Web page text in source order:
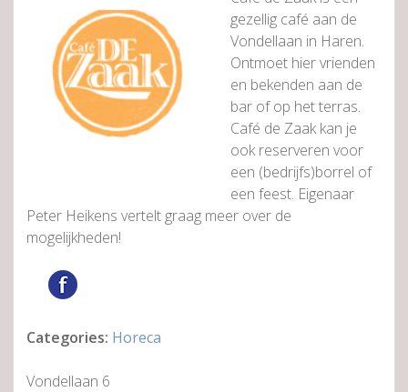
gezellig café aan de
Vondellaan in Haren.
Ontmoet hier vrienden
en bekenden aan de
bar of op het terras.
Café de Zaak kan je
ook reserveren voor
een (bedrijfs)borrel of
een feest. Eigenaar
Peter Heikens vertelt graag meer over de
mogelijkheden!
Categories: Horeca
Vondellaan 6